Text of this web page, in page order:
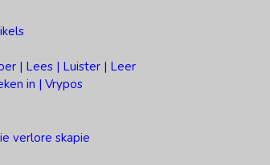
| Lees | Luister | Leer
in | Vrypos
verlore skapie